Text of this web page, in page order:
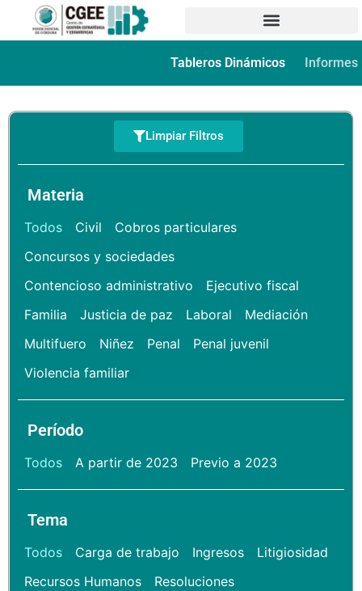
Tableros Dinámicos Informes
Limpiar Filtros
Materia
Civil
Cobros particulares
Concursos y sociedades
Contencioso administrativo
Ejecutivo fiscal
Familia
Justicia de paz Laboral
Mediación
Multifuero
Niñez Penal
Penal juvenil
Violencia familiar
Todos
Período
A partir de 2023 Previo a 2023
Todos
Tema
Carga de trabajo Ingresos
Litigiosidad
Recursos Humanos
Resoluciones
Todos